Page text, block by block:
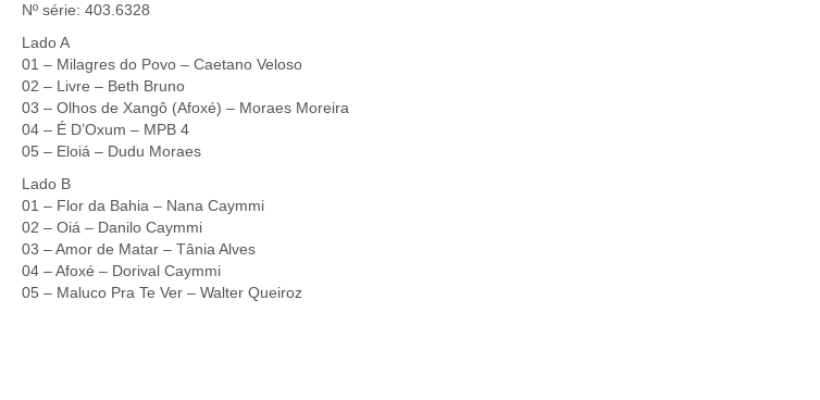
Nº série: 403.6328
Lado A
01 – Milagres do Povo – Caetano Veloso
02 – Livre – Beth Bruno
03 – Olhos de Xangô (Afoxé) – Moraes Moreira
04 – É D’Oxum – MPB 4
05 – Eloiá – Dudu Moraes
Lado B
01 – Flor da Bahia – Nana Caymmi
02 – Oiá – Danilo Caymmi
03 – Amor de Matar – Tânia Alves
04 – Afoxé – Dorival Caymmi
05 – Maluco Pra Te Ver – Walter Queiroz